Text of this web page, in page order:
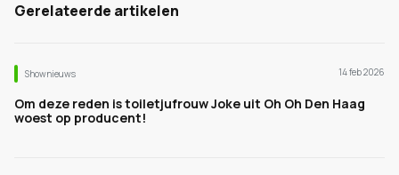
Gerelateerde artikelen
Shownieuws 14 feb 2026
Om deze reden is toiletjufrouw Joke uit Oh Oh Den Haag
woest op producent!